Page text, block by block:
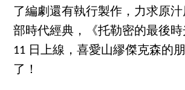
了編劇還有執行製作，力求原
部時代經典，《托勒密的最後時
11 日上線，喜愛山繆傑克森的
了！